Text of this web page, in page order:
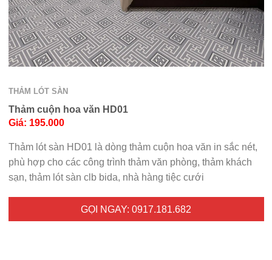
THẢM LÓT SÀN
Thảm cuộn hoa văn HD01
Giá: 195.000
Thảm lót sàn HD01 là dòng thảm cuộn hoa văn in sắc nét,
phù hợp cho các công trình thảm văn phòng, thảm khách
sạn, thảm lót sàn clb bida, nhà hàng tiệc cưới
GỌI NGAY: 0917.181.682